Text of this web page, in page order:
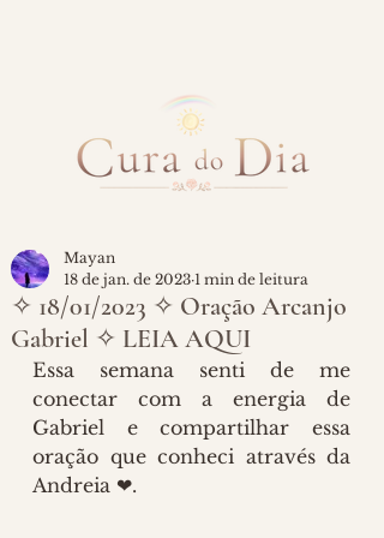
✧ 18/01/2023 ✧ Oração Arcanjo
Gabriel ✧ LEIA AQUI
Mayan
18 de jan. de 2023 1 min de leitura
Essa semana senti de me
conectar com a energia de
Gabriel e compartilhar essa
oração que conheci através da
Andreia ❤.